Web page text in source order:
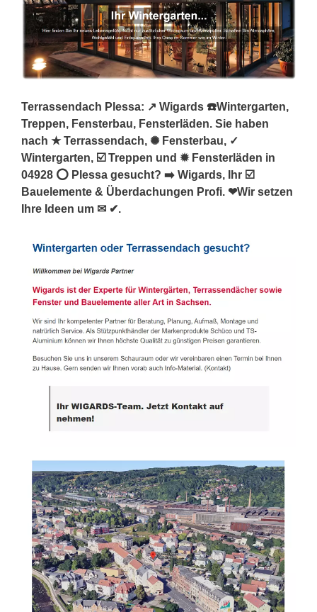
Terrassendach Plessa: ↗️ Wigards ☎️Wintergarten,
Treppen, Fensterbau, Fensterläden. Sie haben
nach ★ Terrassendach, ✺ Fensterbau, ✓
Wintergarten, ☑️ Treppen und ✹ Fensterläden in
04928 ⭕ Plessa gesucht? ➡️ Wigards, Ihr ☑️
Bauelemente & Überdachungen Profi. ❤Wir setzen
Ihre Ideen um ✉ ✔.